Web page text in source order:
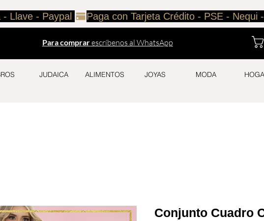
Para comprarescríbenos al WhatsApp
Llave - Paypal
JUDAICA ALIMENTOS JOYAS MODA
Conjunto Cuadro